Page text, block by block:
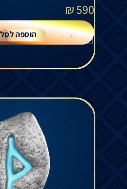
590
₪
-
+ הוספה לסל